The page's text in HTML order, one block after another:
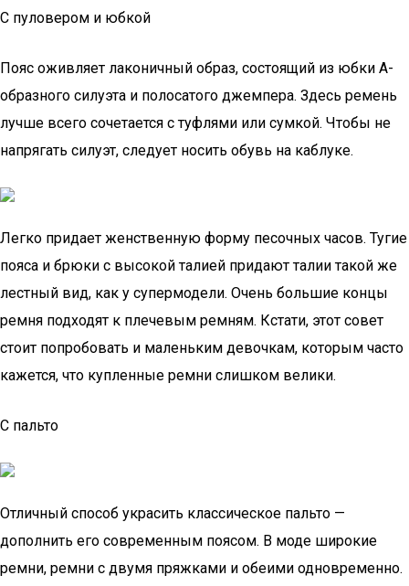
С пуловером и юбкой
Пояс оживляет лаконичный образ, состоящий из юбки А-
образного силуэта и полосатого джемпера. Здесь ремень
лучше всего сочетается с туфлями или сумкой. Чтобы не
напрягать силуэт, следует носить обувь на каблуке.
Легко придает женственную форму песочных часов. Тугие
пояса и брюки с высокой талией придают талии такой же
лестный вид, как у супермодели. Очень большие концы
ремня подходят к плечевым ремням. Кстати, этот совет
стоит попробовать и маленьким девочкам, которым часто
кажется, что купленные ремни слишком велики.
С пальто
Отличный способ украсить классическое пальто —
дополнить его современным поясом. В моде широкие
ремни, ремни с двумя пряжками и обеими одновременно.